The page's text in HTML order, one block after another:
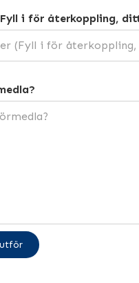
i för återkoppling,